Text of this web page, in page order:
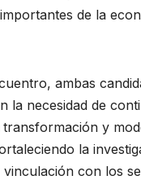
de la
ambas
la necesidad de
transformación y
la
con los